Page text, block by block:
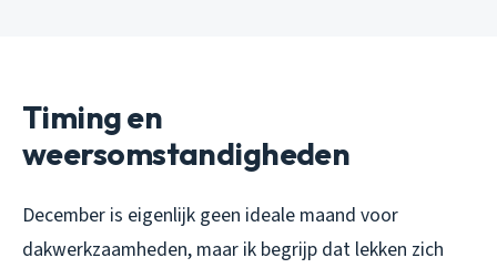
Timing en
weersomstandigheden
December is eigenlijk geen ideale maand voor
dakwerkzaamheden, maar ik begrijp dat lekken zich